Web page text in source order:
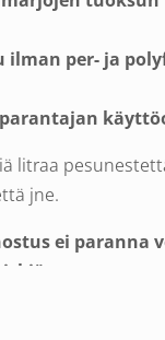
per- ja
parantajan
litraa
jne.
ei
normaalisti.